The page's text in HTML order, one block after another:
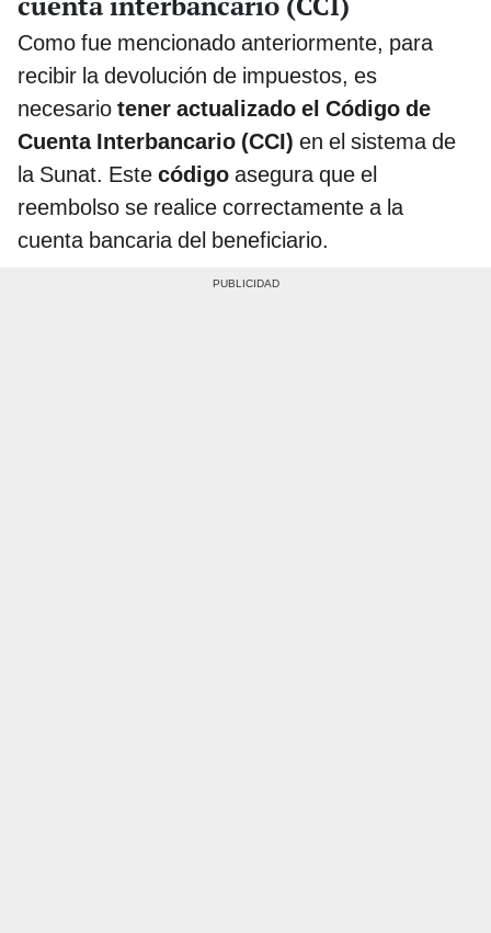
Como fue mencionado anteriormente, para
recibir la devolución de impuestos, es
necesario tener actualizado el Código de
Cuenta Interbancario (CCI) en el sistema de
la Sunat. Este código asegura que el
reembolso se realice correctamente a la
cuenta bancaria del beneficiario.